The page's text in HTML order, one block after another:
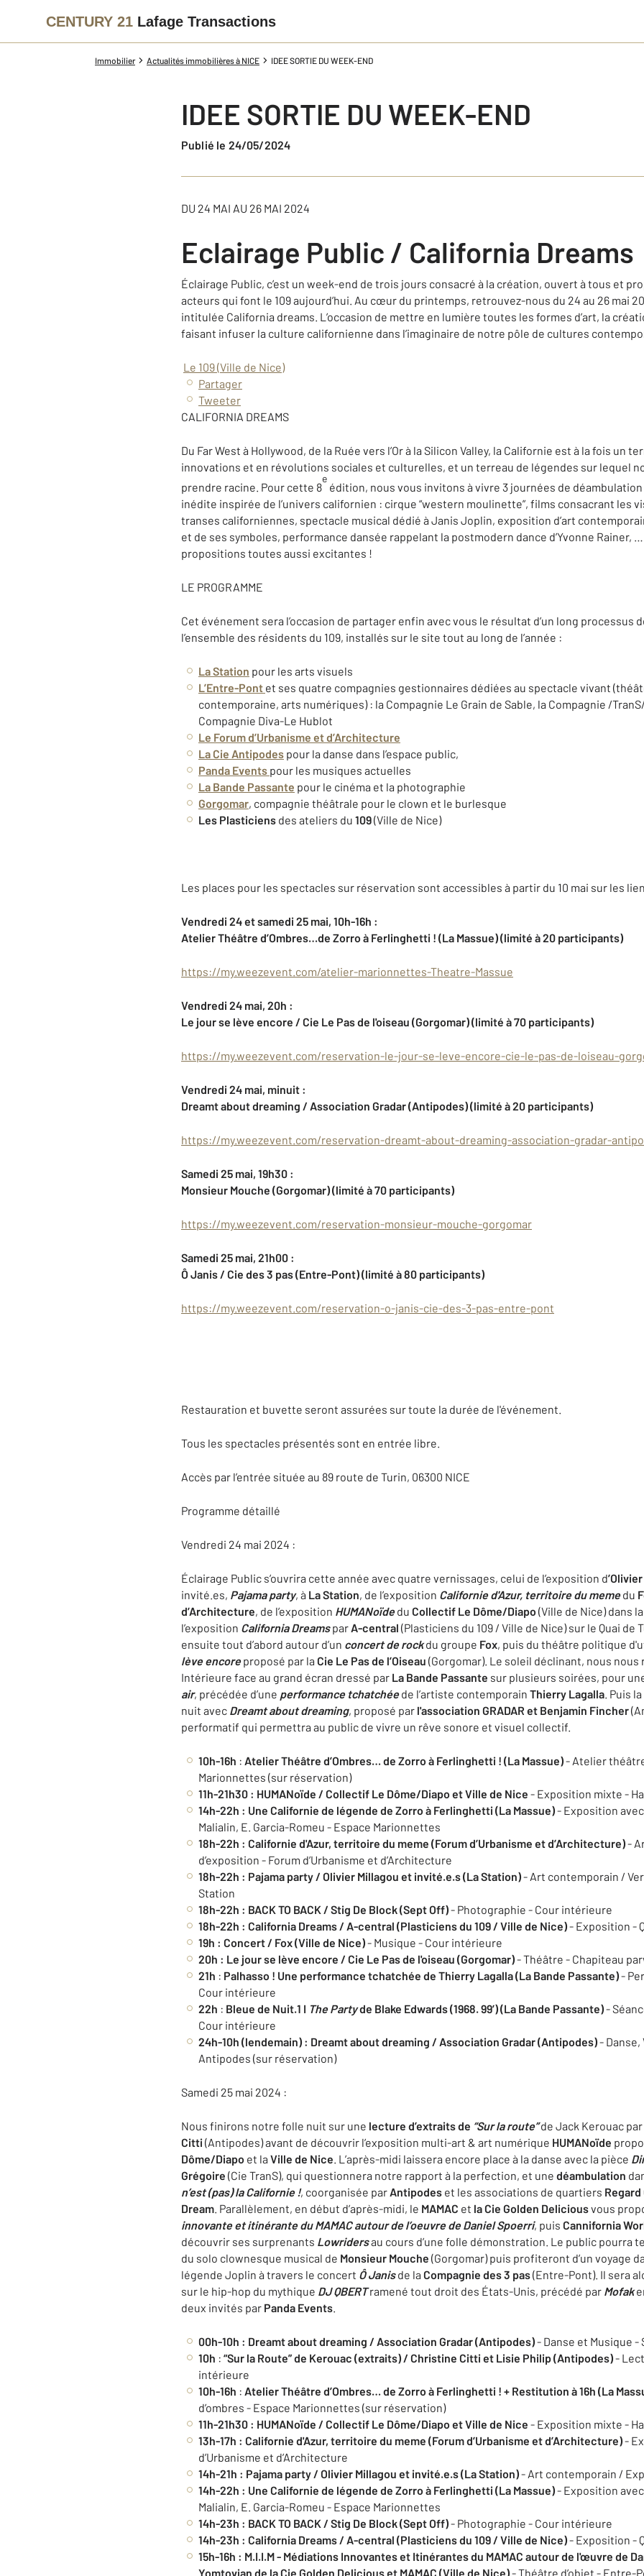
CENTURY 21 Lafage Transactions
Immobilier Actualités immobilières à NICE IDEE SORTIE DU WEEK-END
IDEE SORTIE DU WEEK-END
Publié le 24/05/2024
DU 24 MAI AU 26 MAI 2024
Eclairage Public / California Dreams
Éclairage Public, c’est un week-end de trois jours consacré à la création, ouvert à tous et
acteurs qui font le 109 aujourd’hui. Au cœur du printemps, retrouvez-nous du 24 au 26 mai
intitulée California dreams. L’occasion de mettre en lumière toutes les formes d’art, la
faisant infuser la culture californienne dans l’imaginaire de notre pôle de cultures
Le 109 (Ville de Nice)
Partager
Tweeter
CALIFORNIA DREAMS
Du Far West à Hollywood, de la Ruée vers l’Or à la Silicon Valley, la Californie est à la fois un
innovations et en révolutions sociales et culturelles, et un terreau de légendes sur lequel
prendre racine. Pour cette 8
e
édition, nous vous invitons à vivre 3 journées de
inédite inspirée de l’univers californien : cirque “western moulinette”, films consacrant les
transes californiennes, spectacle musical dédié à Janis Joplin, exposition d’art
et de ses symboles, performance dansée rappelant la postmodern dance d’Yvonne Rainer,
propositions toutes aussi excitantes !
LE PROGRAMME
Cet événement sera l’occasion de partager enfin avec vous le résultat d’un long processus
l’ensemble des résidents du 109, installés sur le site tout au long de l’année :
La Station pour les arts visuels
L’Entre-Pont et ses quatre compagnies gestionnaires dédiées au spectacle vivant
contemporaine, arts numériques) : la Compagnie Le Grain de Sable, la Compagnie /
Compagnie Diva-Le Hublot
Le Forum d’Urbanisme etd’Architecture
La Cie Antipodes pour la danse dans l’espace public,
Panda Events pour les musiques actuelles
La Bande Passante pour le cinéma et la photographie
Gorgomar, compagnie théâtrale pour le clown et le burlesque
Les Plasticiens des ateliers du 109(Ville de Nice)
Les places pour les spectacles sur réservation sont accessibles à partir du 10 mai sur les
Vendredi 24 et samedi 25 mai, 10h-16h :
Atelier Théâtre d’Ombres…de Zorro à Ferlinghetti ! (La Massue) (limité à 20 participants)
https://my.weezevent.com/atelier-marionnettes-Theatre-Massue
Vendredi 24 mai, 20h :
Le jour se lève encore / Cie Le Pas de l'oiseau (Gorgomar) (limité à 70 participants)
https://my.weezevent.com/reservation-le-jour-se-leve-encore-cie-le-pas-de-loiseau-
Vendredi 24 mai, minuit :
Dreamt about dreaming / Association Gradar (Antipodes) (limité à 20 participants)
https://my.weezevent.com/reservation-dreamt-about-dreaming-association-gradar-
Samedi 25 mai, 19h30 :
Monsieur Mouche (Gorgomar) (limité à 70 participants)
https://my.weezevent.com/reservation-monsieur-mouche-gorgomar
Samedi 25 mai, 21h00 :
Ô Janis / Cie des 3 pas (Entre-Pont) (limité à 80 participants)
https://my.weezevent.com/reservation-o-janis-cie-des-3-pas-entre-pont
Restauration et buvette seront assurées sur toute la durée de l'événement.
Tous les spectacles présentés sont en entrée libre.
Accès par l’entrée située au 89 route de Turin, 06300 NICE
Programme détaillé
Vendredi 24 mai 2024 :
Éclairage Public s’ouvrira cette année avec quatre vernissages, celui de l’exposition d
invité.es, Pajama party, à La Station, de l’exposition Californie d'Azur, territoire du memedu
d’Architecture, de l’exposition HUMANoïdedu Collectif Le Dôme/Diapo (Ville de Nice) dans
l’exposition California Dreamspar A-central (Plasticiens du 109 / Ville de Nice) sur le Quai de
ensuite tout d’abord autour d’un concert de rockdu groupe Fox, puis du théâtre politique
lève encoreproposé par la Cie Le Pas de l’Oiseau (Gorgomar). Le soleil déclinant, nous nous
Intérieure face au grand écran dressé par La Bande Passante sur plusieurs soirées, pour
air, précédée d’une performance tchatchéede l’artiste contemporain Thierry Lagalla. Puis
nuit avec Dreamt about dreaming, proposé par l'association GRADAR et Benjamin Fincher
performatif qui permettra au public de vivre un rêve sonore et visuel collectif.
10h-16h : Atelier Théâtre d’Ombres… de Zorro à Ferlinghetti ! (La Massue)- Atelier
Marionnettes (sur réservation)
11h-21h30 : HUMANoïde / Collectif Le Dôme/Diapo et Ville de Nice - Exposition mixte -
14h-22h : Une Californie de légende de Zorro à Ferlinghetti (La Massue)- Exposition avec
Malialin, E. Garcia-Romeu - Espace Marionnettes
18h-22h : Californie d'Azur, territoire du meme (Forum d’Urbanisme et d’Architecture)-
d’exposition - Forum d’Urbanisme et d’Architecture
18h-22h : Pajama party / Olivier Millagou et invité.e.s (La Station)- Art contemporain /
Station
18h-22h : BACK TO BACK / Stig De Block (Sept Off)- Photographie - Cour intérieure
18h-22h : California Dreams / A-central (Plasticiens du 109 / Ville de Nice)- Exposition -
19h : Concert / Fox (Ville de Nice)- Musique - Cour intérieure
20h : Le jour se lève encore / Cie Le Pas de l'oiseau (Gorgomar)- Théâtre - Chapiteau
21h : Palhasso ! Une performance tchatchée de Thierry Lagalla (La Bande Passante)-
Cour intérieure
22h : Bleue de Nuit.1 I The Partyde Blake Edwards (1968. 99’) (La Bande Passante)-
Cour intérieure
24h-10h (lendemain) : Dreamt about dreaming / Association Gradar (Antipodes)-
Antipodes (sur réservation)
Samedi 25 mai 2024 :
Nous finirons notre folle nuit sur une lecture d’extraits de “Sur la route”de Jack Kerouac
Citti(Antipodes)avant de découvrir l’exposition multi-art & art numérique HUMANoïde
Dôme/Diapo et la Ville de Nice. L’après-midi laissera encore place à la danse avec la pièce
Grégoire (Cie TranS), qui questionnera notre rapport à la perfection, et une déambulation
n’est (pas) la Californie !, coorganisée par Antipodes et les associations de quartiers Regard
Dream. Parallèlement, en début d’après-midi, le MAMAC et la Cie Golden Deliciousvous
innovante et itinérante du MAMAC autour de l’oeuvre de Daniel Spoerri, puis Cannifornia
découvrir ses surprenants Lowridersau cours d’une folle démonstration. Le public pourra
du solo clownesque musical de Monsieur Mouche (Gorgomar) puis profiteront d’un voyage
légende Joplin à travers le concert Ô Janisde la Compagnie des 3 pas(Entre-Pont). Il sera
sur le hip-hop du mythique DJ QBERTramené tout droit des États-Unis, précédé par Mofak
deux invités par Panda Events.
00h-10h : Dreamt about dreaming / Association Gradar (Antipodes)- Danse et Musique
10h : “Sur la Route” de Kerouac (extraits) / Christine Citti et Lisie Philip (Antipodes)-
intérieure
10h-16h : Atelier Théâtre d’Ombres… de Zorro à Ferlinghetti ! + Restitution à 16h (La
d’ombres - Espace Marionnettes (sur réservation)
11h-21h30 : HUMANoïde / Collectif Le Dôme/Diapo et Ville de Nice - Exposition mixte -
13h-17h : Californie d'Azur, territoire du meme (Forum d’Urbanisme et d’Architecture)-
d’Urbanisme et d’Architecture
14h-21h : Pajama party / Olivier Millagou et invité.e.s (La Station)- Art contemporain /
14h-22h : Une Californie de légende de Zorro à Ferlinghetti (La Massue)- Exposition avec
Malialin, E. Garcia-Romeu - Espace Marionnettes
14h-23h : BACK TO BACK / Stig De Block (Sept Off)- Photographie - Cour intérieure
14h-23h : California Dreams / A-central (Plasticiens du 109 / Ville de Nice)- Exposition -
15h-16h : M.I.I.M - Médiations Innovantes et Itinérantes du MAMAC autour de l'œuvre de
Yomtovian de la Cie Golden Delicious et MAMAC (Ville de Nice)- Théâtre d’objet - Entre-